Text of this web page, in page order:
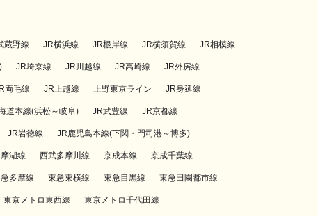
蔵野線 JR横浜線 JR根岸線 JR横須賀線 JR相模線
JR埼京線 JR川越線 JR高崎線 JR外房線
両毛線 JR上越線 上野東京ライン JR身延線
道本線(浜松～岐阜) JR武豊線 JR京都線
JR岩徳線 JR鹿児島本線(下関・門司港～博多)
湖線 西武多摩川線 京成本線 京成千葉線
多摩線 東急東横線 東急目黒線 東急田園都市線
東京メトロ東西線 東京メトロ千代田線